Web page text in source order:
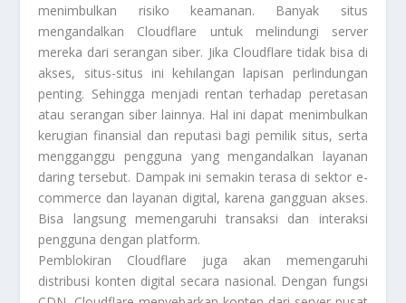
menimbulkan risiko keamanan. Banyak situs
mengandalkan Cloudflare untuk melindungi server
mereka dari serangan siber. Jika Cloudflare tidak bisa di
akses, situs-situs ini kehilangan lapisan perlindungan
penting. Sehingga menjadi rentan terhadap peretasan
atau serangan siber lainnya. Hal ini dapat menimbulkan
kerugian finansial dan reputasi bagi pemilik situs, serta
mengganggu pengguna yang mengandalkan layanan
daring tersebut. Dampak ini semakin terasa di sektor e-
commerce dan layanan digital, karena gangguan akses.
Bisa langsung memengaruhi transaksi dan interaksi
pengguna dengan platform.
Pemblokiran Cloudflare juga akan memengaruhi
distribusi konten digital secara nasional. Dengan fungsi